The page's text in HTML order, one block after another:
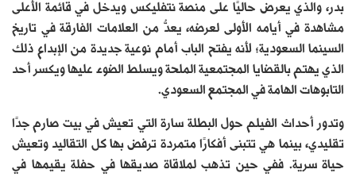
بدر، والذي يعرض حاليًا على منصة نتفليكس ويدخل في قائمة الأعلى
مشاهدة في أيامه الأولى لعرضه، يعدُّ من العلامات الفارقة في تاريخ
السينما السعودية؛ لأنه يفتح الباب أمام نوعية جديدة من الإبداع ذلك
الذي يهتم بالقضايا المجتمعية الملحة ويسلط الضوء عليها ويكسر أحد
التابوهات الهامة في المجتمع السعودي.
وتدور أحداث الفيلم حول البطلة سارة التي تعيش في بيت صارم جدًا
تقليدي، بينما هي تتبنى أفكارًا متمردة ترفض بها كل التقاليد وتعيش
حياة سرية. ففي حين تذهب لملاقاة صديقها في حفلة يقيمها في